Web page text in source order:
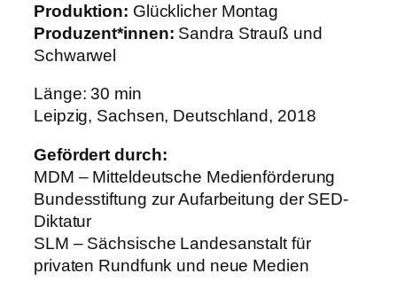
Produktion: Glücklicher Montag
Produzent*innen: Sandra Strauß und
Schwarwel
Länge: 30 min
Leipzig, Sachsen, Deutschland, 2018
Gefördert durch:
MDM – Mitteldeutsche Medienförderung
Bundesstiftung zur Aufarbeitung der SED-
Diktatur
SLM – Sächsische Landesanstalt für
privaten Rundfunk und neue Medien